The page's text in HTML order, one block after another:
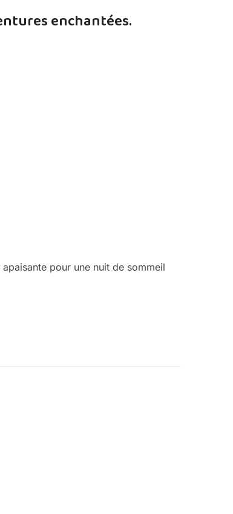
enchantées.
pour une nuit de sommeil